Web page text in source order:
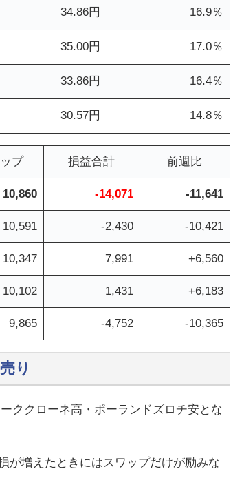
34.86円 16.9％
35.00円 17.0％
33.86円 16.4％
30.57円 14.8％
プ 損益合計 前週比
10,860 -14,071 -11,641
10,591 -2,430 -10,421
10,347 7,991 +6,560
10,102 1,431 +6,183
9,865 -4,752 -10,365
り
ククローネ高・ポーランドズロチ安とな
が増えたときにはスワップだけが励みな